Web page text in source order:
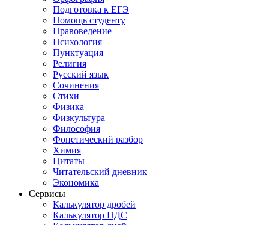
Подготовка к ЕГЭ
Помощь студенту
Правоведение
Психология
Пунктуация
Религия
Русский язык
Сочинения
Стихи
Физика
Физкультура
Философия
Фонетический разбор
Химия
Цитаты
Читательский дневник
Экономика
Сервисы
Калькулятор дробей
Калькулятор НДС